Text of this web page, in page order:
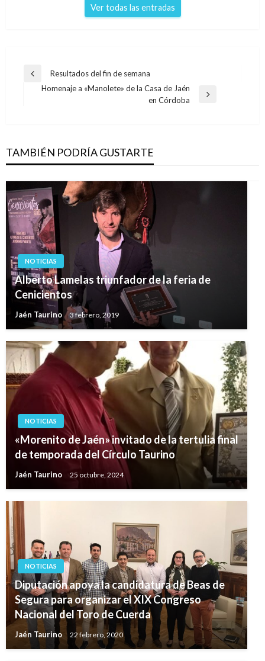
Ver todas las entradas
Navegación
Entrada
anterior
Resultados del fin de semana
Homenaje a «Manolete» de la Casa de Jaén
en Córdoba
TAMBIÉN PODRÍA GUSTARTE
NOTICIAS
Alberto Lamelas triunfador de la feria de
Cenicientos
Jaén Taurino 3 febrero, 2019
NOTICIAS
«Morenito de Jaén» invitado de la tertulia final
de temporada del Círculo Taurino
Jaén Taurino 25 octubre, 2024
NOTICIAS
Diputación apoya la candidatura de Beas de
Segura para organizar el XIX Congreso
Nacional del Toro de Cuerda
Jaén Taurino 22 febrero, 2020